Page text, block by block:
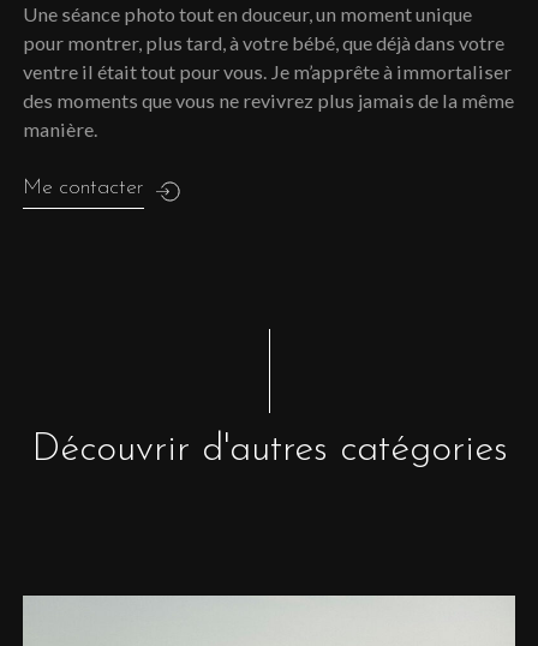
Une séance photo tout en douceur, un moment unique
pour montrer, plus tard, à votre bébé, que déjà dans votre
ventre il était tout pour vous. Je m’apprête à immortaliser
des moments que vous ne revivrez plus jamais de la même
manière.
Me contacter
Découvrir d'autres catégories